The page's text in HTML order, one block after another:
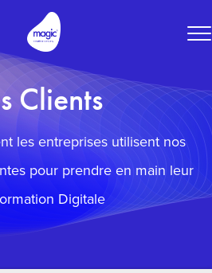
Clients
les entreprises utilisent nos
pour prendre en main leur
Digitale